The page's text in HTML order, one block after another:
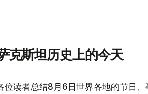
克斯坦历史上的今天
位读者总结8月6日世界各地的节日